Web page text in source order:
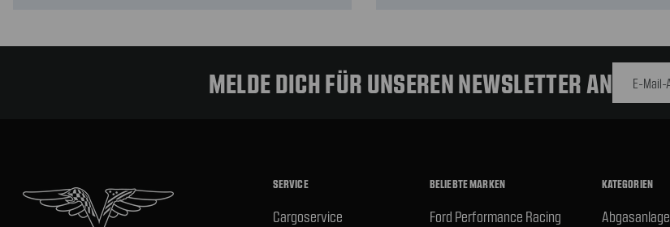
MELDE DICH FÜR UNSEREN NEWSLETTER AN
SERVICE
Cargoservice
BELIEBTE MARKEN
Ford Performance Racing
KATEGORIEN
Abgasanlage